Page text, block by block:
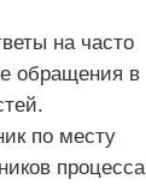
на часто
обращения в
по месту
процесса